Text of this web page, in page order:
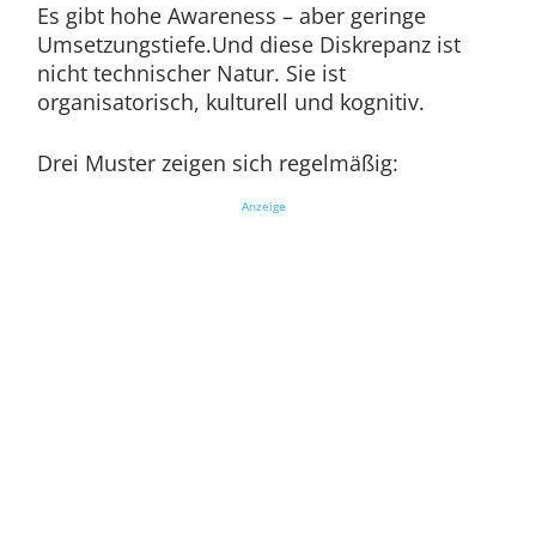
Es gibt hohe Awareness – aber geringe
Umsetzungstiefe.Und diese Diskrepanz ist
nicht technischer Natur. Sie ist
organisatorisch, kulturell und kognitiv.
Drei Muster zeigen sich regelmäßig:
Anzeige